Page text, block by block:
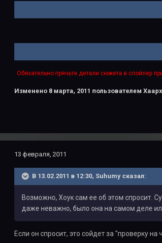
Обязательно прячьте детали сюжета в спойлер
Изменено 8 марта, 2011 пользователем
13 февраля, 2011
В 13.02.2011 в 12:30, Suhumy сказал:
Возможно, Хоук сам ее об этом спросит.
даже неважно, было она на самом деле
Если он спросит, это сойдет за "проверку